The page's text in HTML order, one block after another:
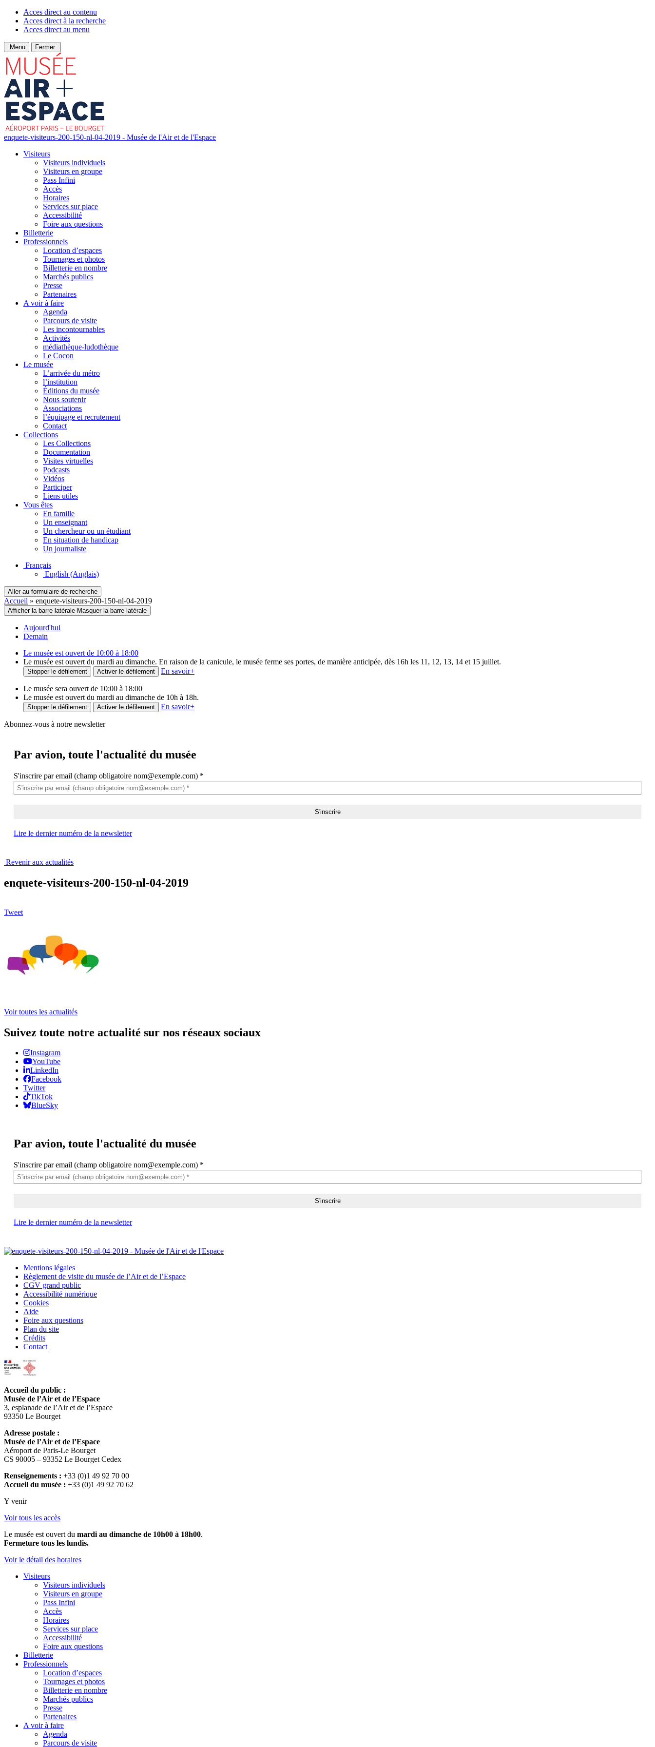
Acces direct au contenu
Acces direct à la recherche
Acces direct au menu
Menu Fermer
enquete-visiteurs-200-150-nl-04-2019 - Musée de l'Air et de l'Espace
Visiteurs
Visiteurs individuels
Visiteurs en groupe
Pass Infini
Accès
Horaires
Services sur place
Accessibilité
Foire aux questions
Billetterie
Professionnels
Location d’espaces
Tournages et photos
Billetterie en nombre
Marchés publics
Presse
Partenaires
A voir à faire
Agenda
Parcours de visite
Les incontournables
Activités
médiathèque-ludothèque
Le Cocon
Le musée
L’arrivée du métro
l’institution
Éditions du musée
Nous soutenir
Associations
l’équipage et recrutement
Contact
Collections
Les Collections
Documentation
Visites virtuelles
Podcasts
Vidéos
Participer
Liens utiles
Vous êtes
En famille
Un enseignant
Un chercheur ou un étudiant
En situation de handicap
Un journaliste
Français
English (Anglais)
Aller au formulaire de recherche
Accueil » enquete-visiteurs-200-150-nl-04-2019
Afficher la barre latérale Masquer la barre latérale
Aujourd'hui
Demain
Le musée est ouvert de 10:00 à 18:00
Le musée est ouvert du mardi au dimanche. En raison de la canicule, le musée ferme ses portes, de manière anticipée, dès 16h les 11, 12, 13, 14 et 15 juillet.
Stopper le défilement Activer le défilement En savoir+
Le musée sera ouvert de 10:00 à 18:00
Le musée est ouvert du mardi au dimanche de 10h à 18h.
Stopper le défilement Activer le défilement En savoir+
Abonnez-vous à notre newsletter
Par avion, toute l'actualité du musée
S'inscrire par email (champ obligatoire nom@exemple.com) *
Lire le dernier numéro de la newsletter
Revenir aux actualités
enquete-visiteurs-200-150-nl-04-2019
Tweet
Voir toutes les actualités
Suivez toute notre actualité sur nos réseaux sociaux
Instagram
YouTube
LinkedIn
Facebook
Twitter
TikTok
BlueSky
Par avion, toute l'actualité du musée
S'inscrire par email (champ obligatoire nom@exemple.com) *
Lire le dernier numéro de la newsletter
Mentions légales
Règlement de visite du musée de l’Air et de l’Espace
CGV grand public
Accessibilité numérique
Cookies
Aide
Foire aux questions
Plan du site
Crédits
Contact
Accueil du public :
Musée de l’Air et de l’Espace
3, esplanade de l’Air et de l’Espace
93350 Le Bourget
Adresse postale :
Musée de l’Air et de l’Espace
Aéroport de Paris-Le Bourget
CS 90005 – 93352 Le Bourget Cedex
Renseignements : +33 (0)1 49 92 70 00
Accueil du musée : +33 (0)1 49 92 70 62
Y venir
Voir tous les accès
Le musée est ouvert du mardi au dimanche de 10h00 à 18h00.
Fermeture tous les lundis.
Voir le détail des horaires
Visiteurs
Visiteurs individuels
Visiteurs en groupe
Pass Infini
Accès
Horaires
Services sur place
Accessibilité
Foire aux questions
Billetterie
Professionnels
Location d’espaces
Tournages et photos
Billetterie en nombre
Marchés publics
Presse
Partenaires
A voir à faire
Agenda
Parcours de visite